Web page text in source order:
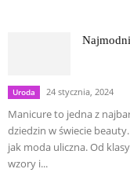
Uroda 24 stycznia, 2024
Manicure to jedna z
dziedzin w świecie
jak moda uliczna. Od
wzory i...